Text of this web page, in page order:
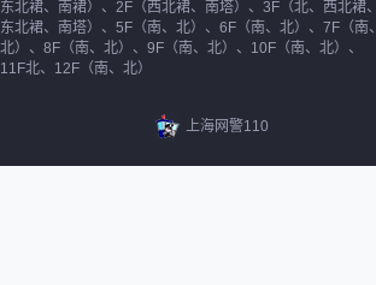
东北裙、南裙）、2F（西北裙、南塔）、3F（北、西北裙、
东北裙、南塔）、5F（南、北）、6F（南、北）、7F（南、
北）、8F（南、北）、9F（南、北）、10F（南、北）、
11F北、12F（南、北）
上海网警110